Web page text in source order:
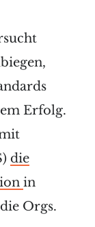
Erfolg.
die
in
Orgs.